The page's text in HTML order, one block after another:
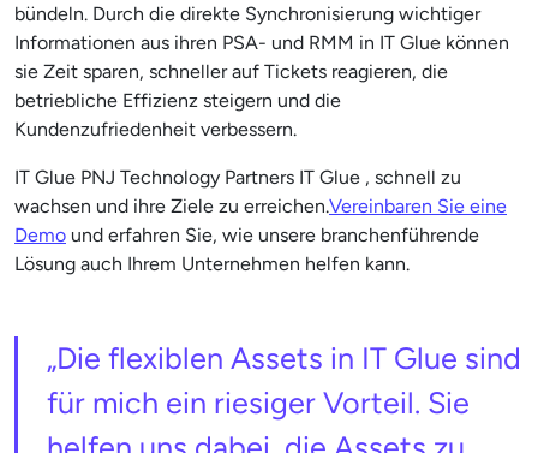
bündeln. Durch die direkte Synchronisierung wichtiger
Informationen aus ihren PSA- und RMM in IT Glue können
sie Zeit sparen, schneller auf Tickets reagieren, die
betriebliche Effizienz steigern und die
Kundenzufriedenheit verbessern.
IT Glue PNJ Technology Partners IT Glue , schnell zu
wachsen und ihre Ziele zu erreichen.Vereinbaren Sie eine
Demo und erfahren Sie, wie unsere branchenführende
Lösung auch Ihrem Unternehmen helfen kann.
„Die flexiblen Assets in IT Glue sind
für mich ein riesiger Vorteil. Sie